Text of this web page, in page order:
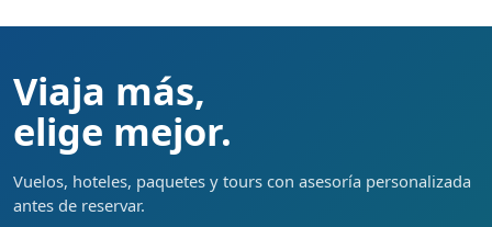
Viaja más,
elige mejor.
Vuelos, hoteles, paquetes y tours con asesoría personalizada
antes de reservar.